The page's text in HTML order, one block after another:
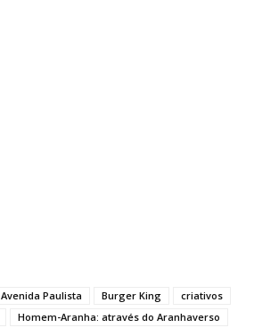
Avenida Paulista Burger King
criativos
Homem-Aranha: através do Aranhaverso